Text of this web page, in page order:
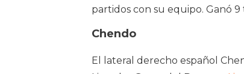
partidos con su equipo. Ganó
Chendo
El lateral derecho español